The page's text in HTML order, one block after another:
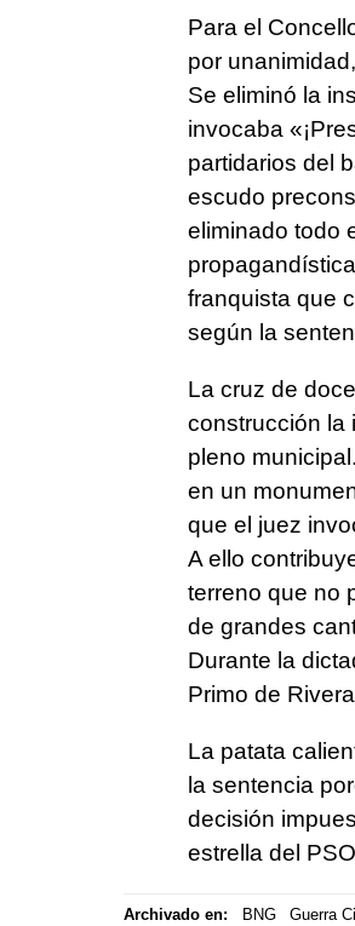
Para el
por
Se eliminó la
invocaba
partidarios del
escudo
eliminado todo
franquista que
según la
La cruz de
construcción la
pleno
en un
que el juez
A ello
terreno que no
de grandes
Durante la
Primo de
La patata
la sentencia
decisión
estrella del
Archivado en: BNG Guerra